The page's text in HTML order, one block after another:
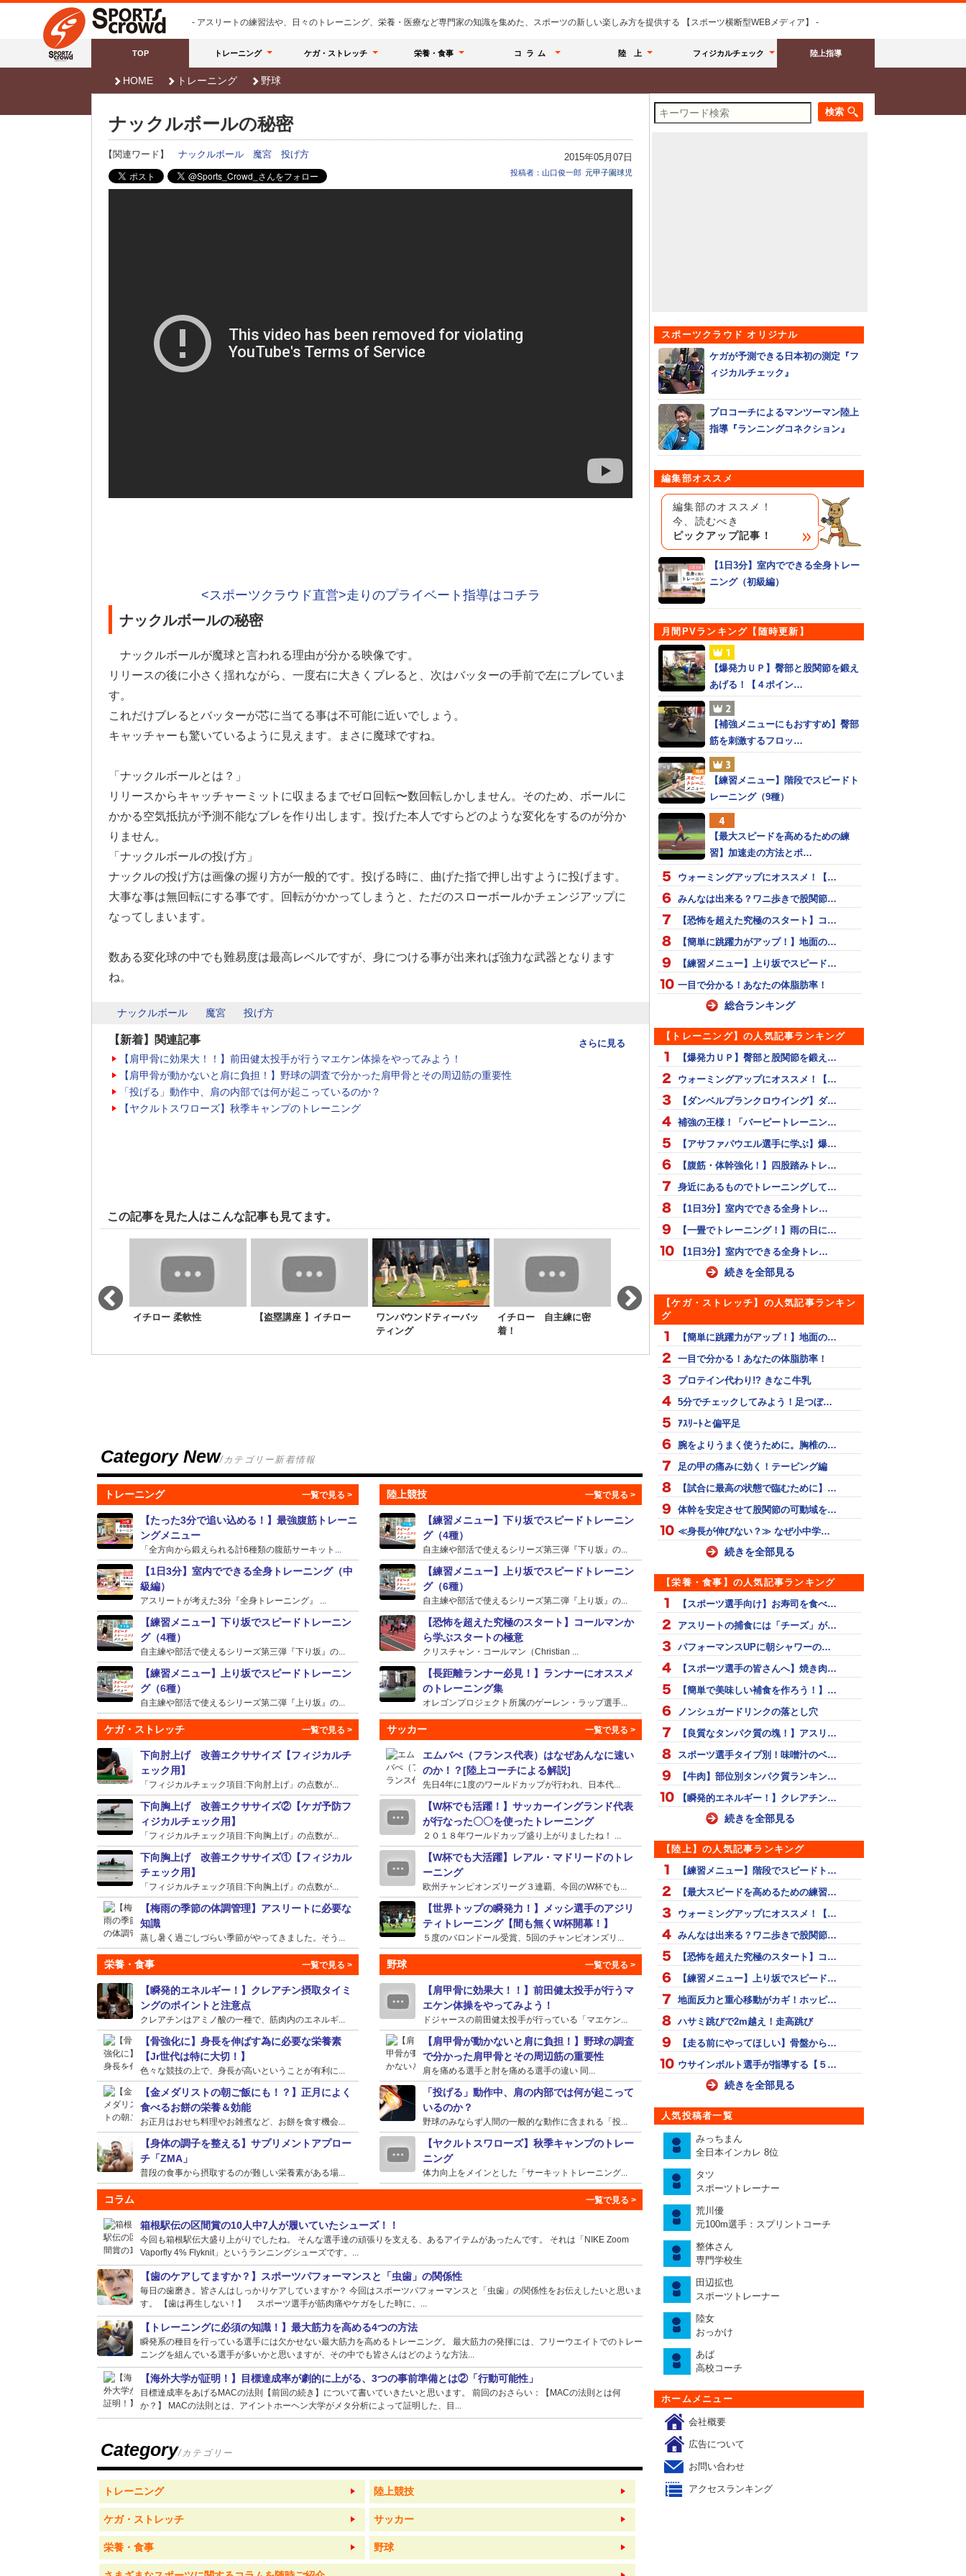
- アスリートの練習法や、日々のトレーニング、栄養・医療など専門家の知識を集めた、スポーツの新しい楽しみ方を提供する 【スポーツ横断型WEBメディア】 -
TOP トレーニング ケガ・ストレッチ 栄養・食事 コラム 陸 上 フィジカルチェック 陸上指導
HOME トレーニング 野球
ナックルボールの秘密
【関連ワード】 ナックルボール 魔宮 投げ方 2015年05月07日
投稿者：山口俊一郎 元甲子園球児
<スポーツクラウド直営>走りのプライベート指導はコチラ
ナックルボールの秘密
ナックルボールが魔球と言われる理由が分かる映像です。
リリースの後に小さく揺れながら、一度右に大きくブレると、次はバッターの手前で左にブレていま
す。
これだけブレるとバッターが芯に当てる事は不可能に近いでしょう。
キャッチャーも驚いているように見えます。まさに魔球ですね。
「ナックルボールとは？」
リリースからキャッチャーミットに収まるまでゼロ回転〜数回転しかしません。そのため、ボールに
かかる空気抵抗が予測不能なブレを作り出します。投げた本人ですらどのような変化をするのが分か
りません。
「ナックルボールの投げ方」
ナックルの投げ方は画像の握り方が一般的です。投げる時に、曲げた指で押し出すように投げます。
大事な事は無回転にする事です。回転がかかってしまうと、ただのスローボールかチェンジアップに
なってしまいます。
数ある変化球の中でも難易度は最高レベルですが、身につける事が出来れば強力な武器となります
ね。
ナックルボール 魔宮 投げ方
【新着】関連記事 さらに見る
【肩甲骨に効果大！！】前田健太投手が行うマエケン体操をやってみよう！
【肩甲骨が動かないと肩に負担！】野球の調査で分かった肩甲骨とその周辺筋の重要性
「投げる」動作中、肩の内部では何が起こっているのか？
【ヤクルトスワローズ】秋季キャンプのトレーニング
この記事を見た人はこんな記事も見てます。
イチロー 柔軟性 【盗塁講座 】イチロー
ワンバウンドティーバッ
ティング
イチロー 自主練に密
着！
バランスディスクを使っ
Category New/カテゴリー新着情報
トレーニング
【たった3分で追い込める！】最強腹筋トレーニ
ングメニュー
「全方向から鍛えられる計6種類の腹筋サーキット...
【1日3分】室内でできる全身トレーニング（中
級編）
アスリートが考えた3分『全身トレーニング』 ...
【練習メニュー】下り坂でスピードトレーニン
グ（4種）
自主練や部活で使えるシリーズ第三弾『下り坂』の...
【練習メニュー】上り坂でスピードトレーニン
グ（6種）
自主練や部活で使えるシリーズ第二弾『上り坂』の...
陸上競技
【練習メニュー】下り坂でスピードトレーニン
グ（4種）
自主練や部活で使えるシリーズ第三弾『下り坂』の...
【練習メニュー】上り坂でスピードトレーニン
グ（6種）
自主練や部活で使えるシリーズ第二弾『上り坂』の...
【恐怖を超えた究極のスタート】コールマンか
ら学ぶスタートの極意
クリスチャン・コールマン（Christian ...
【長距離ランナー必見！】ランナーにオススメ
のトレーニング集
オレゴンプロジェクト所属のゲーレン・ラップ選手...
ケガ・ストレッチ
下向肘上げ 改善エクササイズ【フィジカルチ
ェック用】
「フィジカルチェック項目:下向肘上げ」の点数が...
下向胸上げ 改善エクササイズ②【ケガ予防フ
ィジカルチェック用】
「フィジカルチェック項目:下向胸上げ」の点数が...
下向胸上げ 改善エクササイズ①【フィジカル
チェック用】
「フィジカルチェック項目:下向胸上げ」の点数が...
【梅雨の季節の体調管理】アスリートに必要な
知識
蒸し暑く過ごしづらい季節がやってきました。そう...
サッカー
エムバぺ（フランス代表）はなぜあんなに速い
のか！？[陸上コーチによる解説]
先日4年に1度のワールドカップが行われ、日本代...
【W杯でも活躍！】サッカーイングランド代表
が行なった〇〇を使ったトレーニング
２０１８年ワールドカップ盛り上がりましたね！ ...
【W杯でも大活躍】レアル・マドリードのトレ
ーニング
欧州チャンピオンズリーグ３連覇、今回のW杯でも...
【世界トップの瞬発力！】メッシ選手のアジリ
ティトレーニング【間も無くW杯開幕！】
５度のバロンドール受賞、5回のチャンピオンズリ...
栄養・食事
【瞬発的エネルギー！】クレアチン摂取タイミ
ングのポイントと注意点
クレアチンはアミノ酸の一種で、筋肉内のエネルギ...
【骨強化に】身長を伸ばす為に必要な栄養素
【Jr世代は特に大切！】
色々な競技の上で、身長が高いということが有利に...
【金メダリストの朝ご飯にも！？】正月によく
食べるお餅の栄養＆効能
お正月はおせち料理やお雑煮など、お餅を食す機会...
【身体の調子を整える】サプリメントアプロー
チ「ZMA」
普段の食事から摂取するのが難しい栄養素がある場...
野球
【肩甲骨に効果大！！】前田健太投手が行うマ
エケン体操をやってみよう！
ドジャースの前田健太投手が行っている「マエケン...
【肩甲骨が動かないと肩に負担！】野球の調査
で分かった肩甲骨とその周辺筋の重要性
肩を痛める選手と肘を痛める選手の違い 同...
「投げる」動作中、肩の内部では何が起こって
いるのか？
野球のみならず人間の一般的な動作に含まれる「投...
【ヤクルトスワローズ】秋季キャンプのトレー
ニング
体力向上をメインとした「サーキットトレーニング...
コラム
箱根駅伝の区間賞の10人中7人が履いていたシューズ！！
今回も箱根駅伝大盛り上がりでしたね。 そんな選手達の頑張りを支える、あるアイテムがあったんです。 それは「NIKE Zoom
Vaporfly 4% Flyknit」というランニングシューズです。...
【歯のケアしてますか？】スポーツパフォーマンスと「虫歯」の関係性
毎日の歯磨き。皆さんはしっかりケアしていますか？ 今回はスポーツパフォーマンスと「虫歯」の関係性をお伝えしたいと思いま
す。 【歯は再生しない！】 スポーツ選手が筋肉痛やケガをした時に、...
【トレーニングに必須の知識！】最大筋力を高める4つの方法
瞬発系の種目を行っている選手には欠かせない最大筋力を高めるトレーニング。 最大筋力の発揮には、フリーウエイトでのトレー
ニングを組んでいる選手が多いかと思いますが、その中でも皆さんはどのような方法...
【海外大学が証明！】目標達成率が劇的に上がる、3つの事前準備とは②「行動可能性」
目標達成率をあげるMACの法則【前回の続き】について書いていきたいと思います。 前回のおさらい：【MACの法則とは何
か？】 MACの法則とは、アイントホーヘン大学がメタ分析によって証明した、目...
Category/カテゴリー
トレーニング 陸上競技
ケガ・ストレッチ サッカー
栄養・食事 野球
スポーツクラウド オリジナル
ケガが予測できる日本初の測定『フ
ィジカルチェック』
プロコーチによるマンツーマン陸上
指導『ランニングコネクション』
編集部オススメ
編集部のオススメ！
今、読むべき
ピックアップ記事！
【1日3分】室内でできる全身トレー
ニング（初級編）
月間PVランキング【随時更新】
【爆発力ＵＰ】臀部と股関節を鍛え
あげる！【４ポイン…
【補強メニューにもおすすめ】臀部
筋を刺激するフロッ…
【練習メニュー】階段でスピードト
レーニング（9種）
【最大スピードを高めるための練
習】加速走の方法とポ…
ウォーミングアップにオススメ！【…
みんなは出来る？ワニ歩きで股関節…
【恐怖を超えた究極のスタート】コ…
【簡単に跳躍力がアップ！】地面の…
【練習メニュー】上り坂でスピード…
一目で分かる！あなたの体脂肪率！
総合ランキング
【トレーニング】の人気記事ランキング
【爆発力ＵＰ】臀部と股関節を鍛え…
ウォーミングアップにオススメ！【…
【ダンベルプランクロウイング】ダ…
補強の王様！「バーピートレーニン…
【アサファパウエル選手に学ぶ】爆…
【腹筋・体幹強化！】四股踏みトレ…
身近にあるものでトレーニングして…
【1日3分】室内でできる全身トレ…
【一畳でトレーニング！】雨の日に…
【1日3分】室内でできる全身トレ…
続きを全部見る
【ケガ・ストレッチ】の人気記事ランキン
グ
【簡単に跳躍力がアップ！】地面の…
一目で分かる！あなたの体脂肪率！
プロテイン代わり!? きなこ牛乳
5分でチェックしてみよう！足つぼ…
ｱｽﾘｰﾄと偏平足
腕をよりうまく使うために。胸椎の…
足の甲の痛みに効く！テーピング編
【試合に最高の状態で臨むために】…
体幹を安定させて股関節の可動域を…
≪身長が伸びない？≫ なぜ小中学…
続きを全部見る
【栄養・食事】の人気記事ランキング
【スポーツ選手向け】お寿司を食べ…
アスリートの捕食には「チーズ」が…
パフォーマンスUPに朝シャワーの…
【スポーツ選手の皆さんへ】焼き肉…
【簡単で美味しい補食を作ろう！】…
ノンシュガードリンクの落とし穴
【良質なタンパク質の塊！】アスリ…
スポーツ選手タイプ別！味噌汁のベ…
【牛肉】部位別タンパク質ランキン…
【瞬発的エネルギー！】クレアチン…
続きを全部見る
【陸上】の人気記事ランキング
【練習メニュー】階段でスピードト…
【最大スピードを高めるための練習…
ウォーミングアップにオススメ！【…
みんなは出来る？ワニ歩きで股関節…
【恐怖を超えた究極のスタート】コ…
【練習メニュー】上り坂でスピード…
地面反力と重心移動がカギ！ホッピ…
ハサミ跳びで2m越え！走高跳び
【走る前にやってほしい】骨盤から…
ウサインボルト選手が指導する【５…
続きを全部見る
人気投稿者一覧
みっちまん
全日本インカレ 8位
タツ
スポーツトレーナー
荒川優
元100m選手：スプリントコーチ
整体さん
専門学校生
田辺拡也
スポーツトレーナー
陸女
おっかけ
あば
高校コーチ
ホームメニュー
会社概要
広告について
お問い合わせ
アクセスランキング